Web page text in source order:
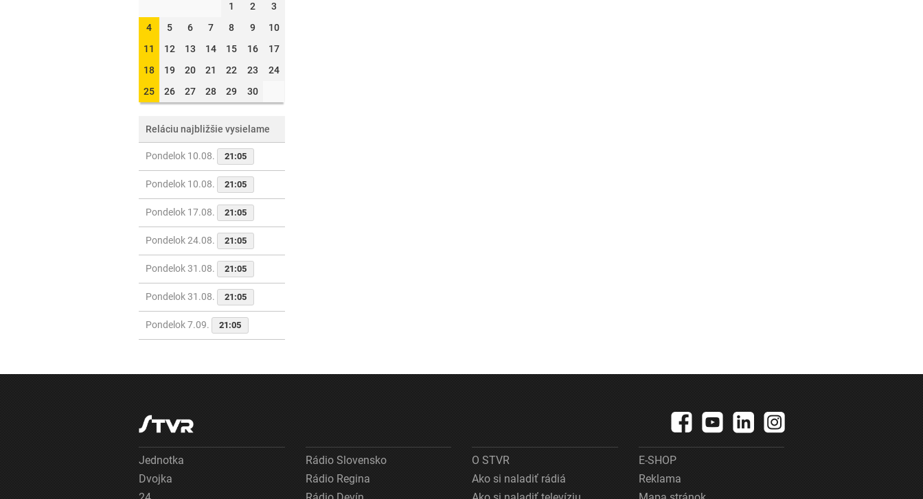
1
2
3
4
5 6 7 8 9
10
11
12 13 14 15 16
17
18
19 20 21 22 23
24
25
26 27 28 29 30
Reláciu najbližšie vysielame
Pondelok 10.08. 21:05
Pondelok 10.08. 21:05
Pondelok 17.08. 21:05
Pondelok 24.08. 21:05
Pondelok 31.08. 21:05
Pondelok 31.08. 21:05
Pondelok 7.09. 21:05
Jednotka
Dvojka
Rádio Slovensko
Rádio Regina
O STVR
Ako si naladiť rádiá
E-SHOP
Reklama